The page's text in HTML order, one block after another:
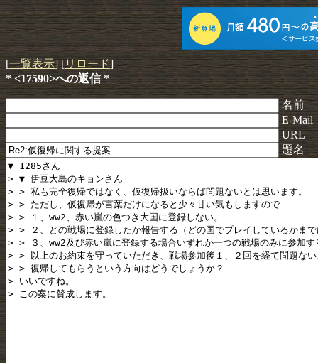
[一覧表示] [リロード]
* <17590>への返信 *
名前
E-Mail
URL
題名